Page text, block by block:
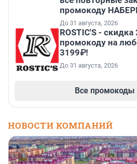
промокоду
До 31 августа, 2026
ROSTIC'S - скидка
промокоду на
3199₽!
До 31 августа, 2026
Все промокоды
НОВОСТИ КОМПАНИЙ